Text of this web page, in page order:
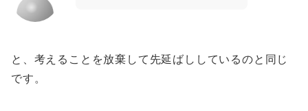
と、考えることを放棄して先延ばししているのと同じ
です。